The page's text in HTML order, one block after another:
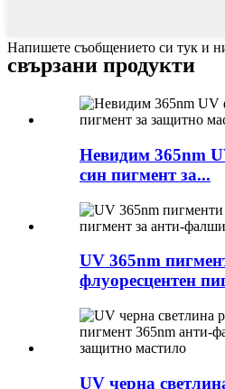
Напишете съобщението си тук и
свързани продукти
Невидим 365nm
син пигмент за...
UV 365nm
флуоресцентен
UV черна